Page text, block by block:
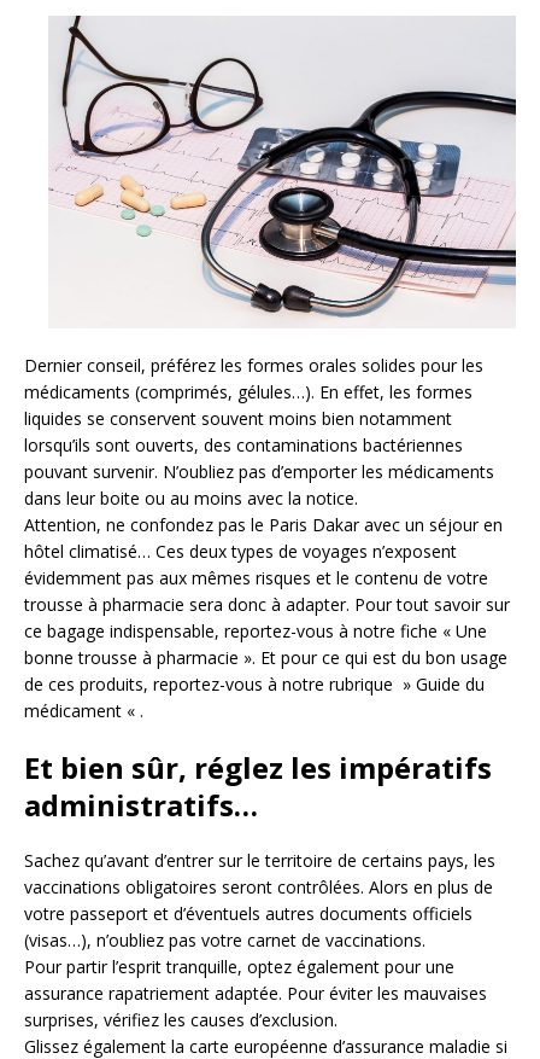
Dernier conseil, préférez les formes orales solides pour les
médicaments (comprimés, gélules…). En effet, les formes
liquides se conservent souvent moins bien notamment
lorsqu’ils sont ouverts, des contaminations bactériennes
pouvant survenir. N’oubliez pas d’emporter les médicaments
dans leur boite ou au moins avec la notice.
Attention, ne confondez pas le Paris Dakar avec un séjour en
hôtel climatisé… Ces deux types de voyages n’exposent
évidemment pas aux mêmes risques et le contenu de votre
trousse à pharmacie sera donc à adapter. Pour tout savoir sur
ce bagage indispensable, reportez-vous à notre fiche « Une
bonne trousse à pharmacie ». Et pour ce qui est du bon usage
de ces produits, reportez-vous à notre rubrique » Guide du
médicament « .
Et bien sûr, réglez les impératifs
administratifs…
Sachez qu’avant d’entrer sur le territoire de certains pays, les
vaccinations obligatoires seront contrôlées. Alors en plus de
votre passeport et d’éventuels autres documents officiels
(visas…), n’oubliez pas votre carnet de vaccinations.
Pour partir l’esprit tranquille, optez également pour une
assurance rapatriement adaptée. Pour éviter les mauvaises
surprises, vérifiez les causes d’exclusion.
Glissez également la carte européenne d’assurance maladie si